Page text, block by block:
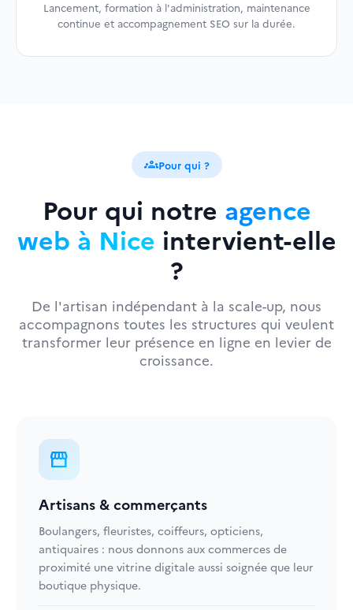
Lancement, formation à l'administration, maintenance
continue et accompagnement SEO sur la durée.
groupsPour qui ?
Pour qui notre agence
web à Nice intervient-elle
?
De l'artisan indépendant à la scale-up, nous
accompagnons toutes les structures qui veulent
transformer leur présence en ligne en levier de
croissance.
storefront
Artisans & commerçants
Boulangers, fleuristes, coiffeurs, opticiens,
antiquaires : nous donnons aux commerces de
proximité une vitrine digitale aussi soignée que leur
boutique physique.